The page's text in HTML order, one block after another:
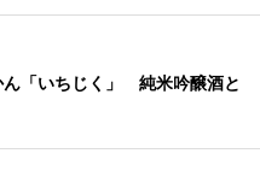
ん「いちじく」 純米吟醸酒と